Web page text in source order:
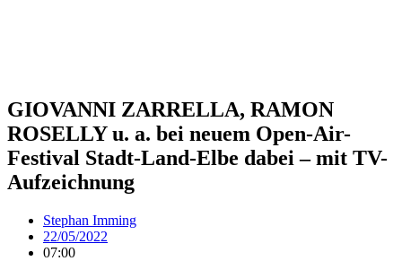
GIOVANNI ZARRELLA, RAMON
ROSELLY u. a. bei neuem Open-Air-
Festival Stadt-Land-Elbe dabei – mit TV-
Aufzeichnung
Stephan Imming
22/05/2022
07:00